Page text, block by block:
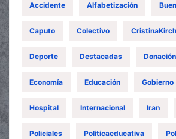
Accidente Alfabetización
Caputo Colectivo
Deporte Destacadas
Economía Educación Gobierno
Hospital Internacional Iran
Policiales Politicaeducativa